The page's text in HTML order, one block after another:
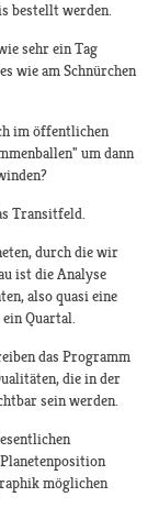
bestellt werden.
sehr ein Tag
wie am Schnürchen
im öffentlichen
um dann
Transitfeld.
durch die wir
ist die Analyse
also quasi eine
Quartal.
das Programm
die in der
sein werden.
möglichen